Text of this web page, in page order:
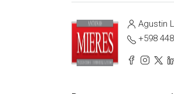
Agustin
+598